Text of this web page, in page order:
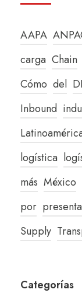
AAPA
carga Chain
Cómo del
Inbound
logística
más México
por presenta
Supply
Categorías